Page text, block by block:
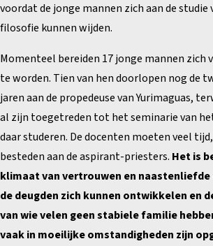
voordat de jonge mannen zich aan de
filosofie kunnen wijden.
Momenteel bereiden 17 jonge mannen
te worden. Tien van hen doorlopen nog de
jaren aan de propedeuse van Yurimaguas,
al zijn toegetreden tot het seminarie van
daar studeren. De docenten moeten veel
besteden aan de aspirant-priesters. Het is
klimaat van vertrouwen en
de deugden zich kunnen ontwikkelen en
van wie velen geen stabiele familie
vaak in moeilijke omstandigheden zijn